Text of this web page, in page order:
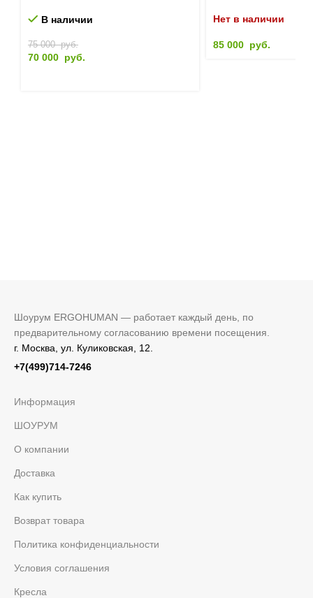
В наличии
75 000руб.
70 000 руб.
Нет в наличии
85 000 руб.
Шоурум ERGOHUMAN — работает каждый день, по
предварительному согласованию времени посещения.
г. Москва, ул. Куликовская, 12.
+7(499)714-7246
Информация
ШОУРУМ
О компании
Доставка
Как купить
Возврат товара
Политика конфиденциальности
Условия соглашения
Кресла